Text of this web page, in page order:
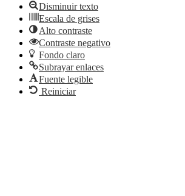
Disminuir texto
Escala de grises
Alto contraste
Contraste negativo
Fondo claro
Subrayar enlaces
Fuente legible
Reiniciar